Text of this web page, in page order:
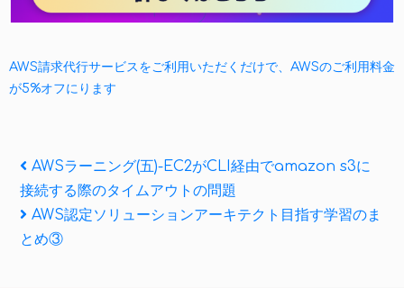
AWS請求代行サービスをご利用いただくだけで、AWSのご利用料金
が5%オフにります
投
稿
ナ
Previous
Post
AWSラーニング(五)-EC2がCLI経由でamazon s3に
接続する際のタイムアウトの問題
Next
Post
AWS認定ソリューションアーキテクト目指す学習のま
とめ③